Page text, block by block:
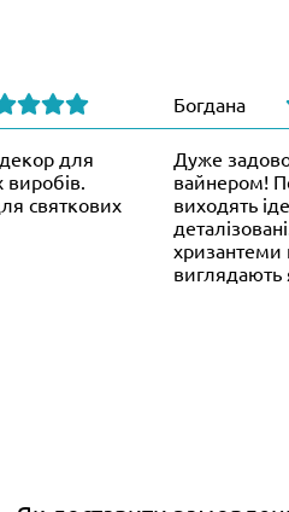
для
виробів.
святкових
Богдана
Дуже
вайнером!
виходять
хризантеми
виглядають